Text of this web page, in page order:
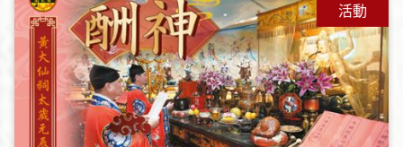
活動